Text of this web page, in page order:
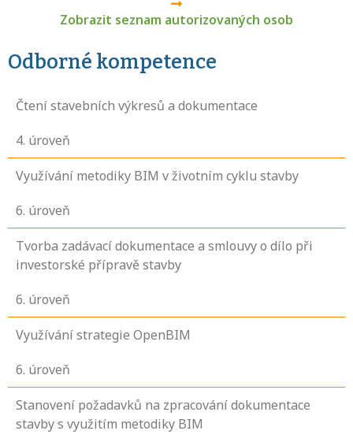
Zobrazit seznam autorizovaných osob
Odborné kompetence
Čtení stavebních výkresů a dokumentace
4. úroveň
Využívání metodiky BIM v životním cyklu stavby
6. úroveň
Tvorba zadávací dokumentace a smlouvy o dílo při
investorské přípravě stavby
6. úroveň
Využívání strategie OpenBIM
6. úroveň
Stanovení požadavků na zpracování dokumentace
stavby s využitím metodiky BIM